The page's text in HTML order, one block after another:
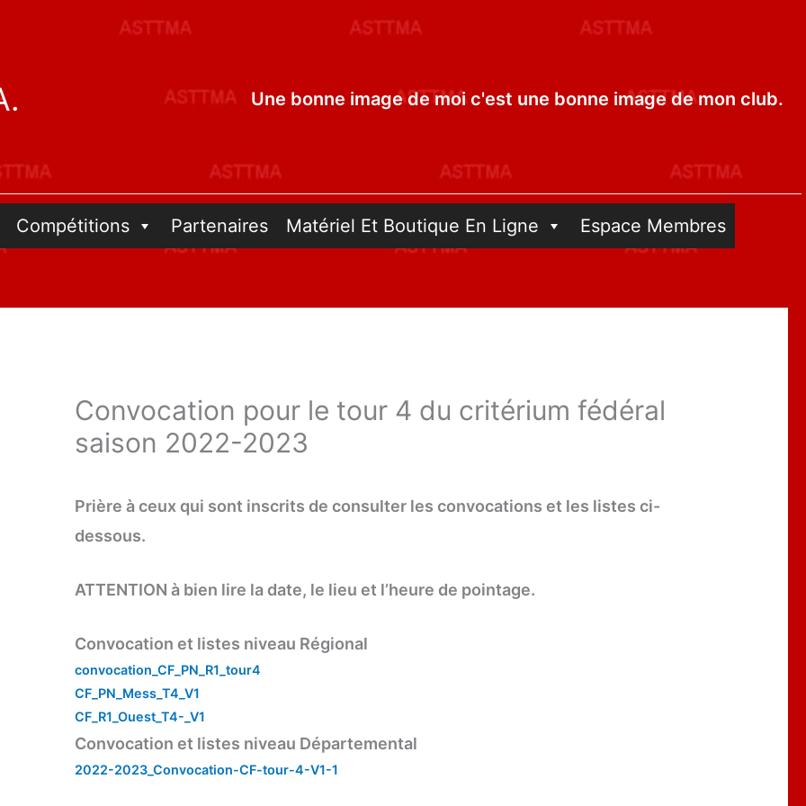
Une bonne image de moi c'est une bonne image de mon club.
Compétitions Partenaires Matériel Et Boutique En Ligne Espace Membres
Convocation pour le tour 4 du critérium fédéral
saison 2022-2023
Prière à ceux qui sont inscrits de consulter les convocations et les listes ci-
dessous.
ATTENTION à bien lire la date, le lieu et l’heure de pointage.
Convocation et listes niveau Régional
convocation_CF_PN_R1_tour4
CF_PN_Mess_T4_V1
CF_R1_Ouest_T4-_V1
Convocation et listes niveau Départemental
2022-2023_Convocation-CF-tour-4-V1-1